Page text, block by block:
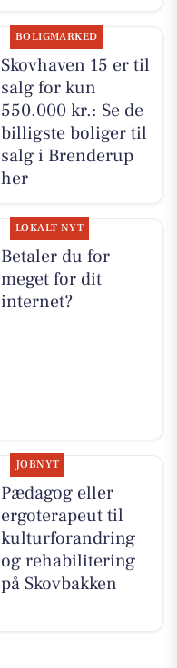
BOLIGMARKED
Skovhaven 15 er til
salg for kun
550.000 kr.: Se de
billigste boliger til
salg i Brenderup
her
LOKALT NYT
Betaler du for
meget for dit
internet?
JOBNYT
Pædagog eller
ergoterapeut til
kulturforandring
og rehabilitering
på Skovbakken